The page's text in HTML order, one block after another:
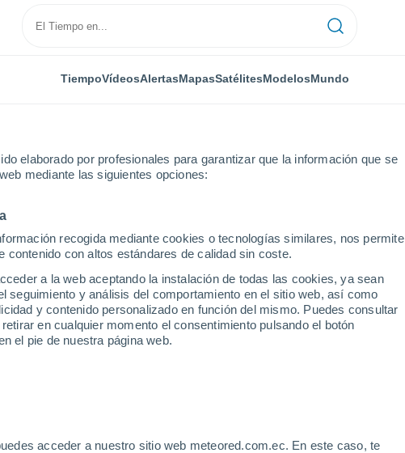
elaborado por profesionales para garantizar que la información que se
mediante las siguientes opciones:
recogida mediante cookies o tecnologías similares, nos permite
con altos estándares de calidad sin coste.
a la web aceptando la instalación de todas las cookies, ya sean
seguimiento y análisis del comportamiento en el sitio web, así como
y contenido personalizado en función del mismo. Puedes consultar
en cualquier momento el consentimiento pulsando el botón
el pie de nuestra página web.
acceder a nuestro sitio web meteored.com.ec. En este caso, te
TiempoVídeosAlertasMapasSatélitesModelosMundo
Símbolo
17°